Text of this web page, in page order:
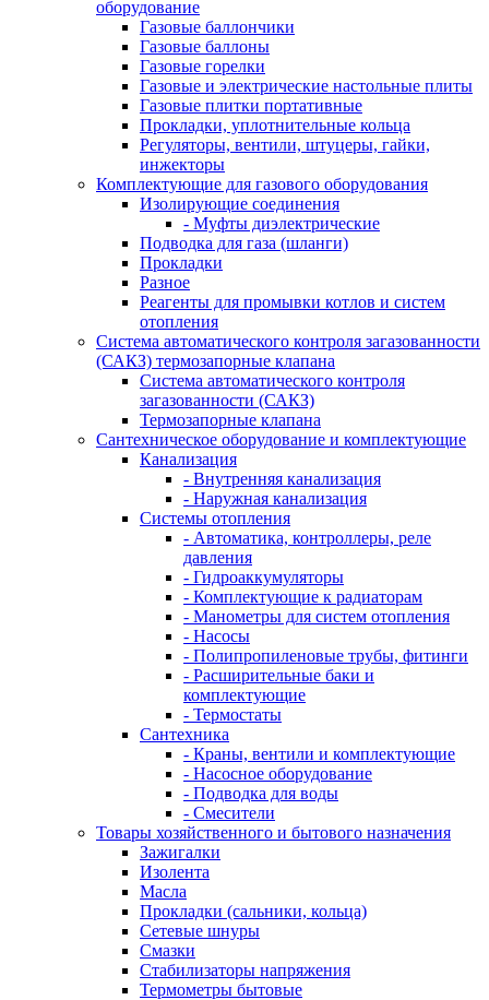
оборудование
Газовые баллончики
Газовые баллоны
Газовые горелки
Газовые и электрические настольные плиты
Газовые плитки портативные
Прокладки, уплотнительные кольца
Регуляторы, вентили, штуцеры, гайки,
инжекторы
Комплектующие для газового оборудования
Изолирующие соединения
- Муфты диэлектрические
Подводка для газа (шланги)
Прокладки
Разное
Реагенты для промывки котлов и систем
отопления
Система автоматического контроля загазованности
(САКЗ) термозапорные клапана
Система автоматического контроля
загазованности (САКЗ)
Термозапорные клапана
Сантехническое оборудование и комплектующие
Канализация
- Внутренняя канализация
- Наружная канализация
Системы отопления
- Автоматика, контроллеры, реле
давления
- Гидроаккумуляторы
- Комплектующие к радиаторам
- Манометры для систем отопления
- Насосы
- Полипропиленовые трубы, фитинги
- Расширительные баки и
комплектующие
- Термостаты
Сантехника
- Краны, вентили и комплектующие
- Насосное оборудование
- Подводка для воды
- Смесители
Товары хозяйственного и бытового назначения
Зажигалки
Изолента
Масла
Прокладки (сальники, кольца)
Сетевые шнуры
Смазки
Стабилизаторы напряжения
Термометры бытовые